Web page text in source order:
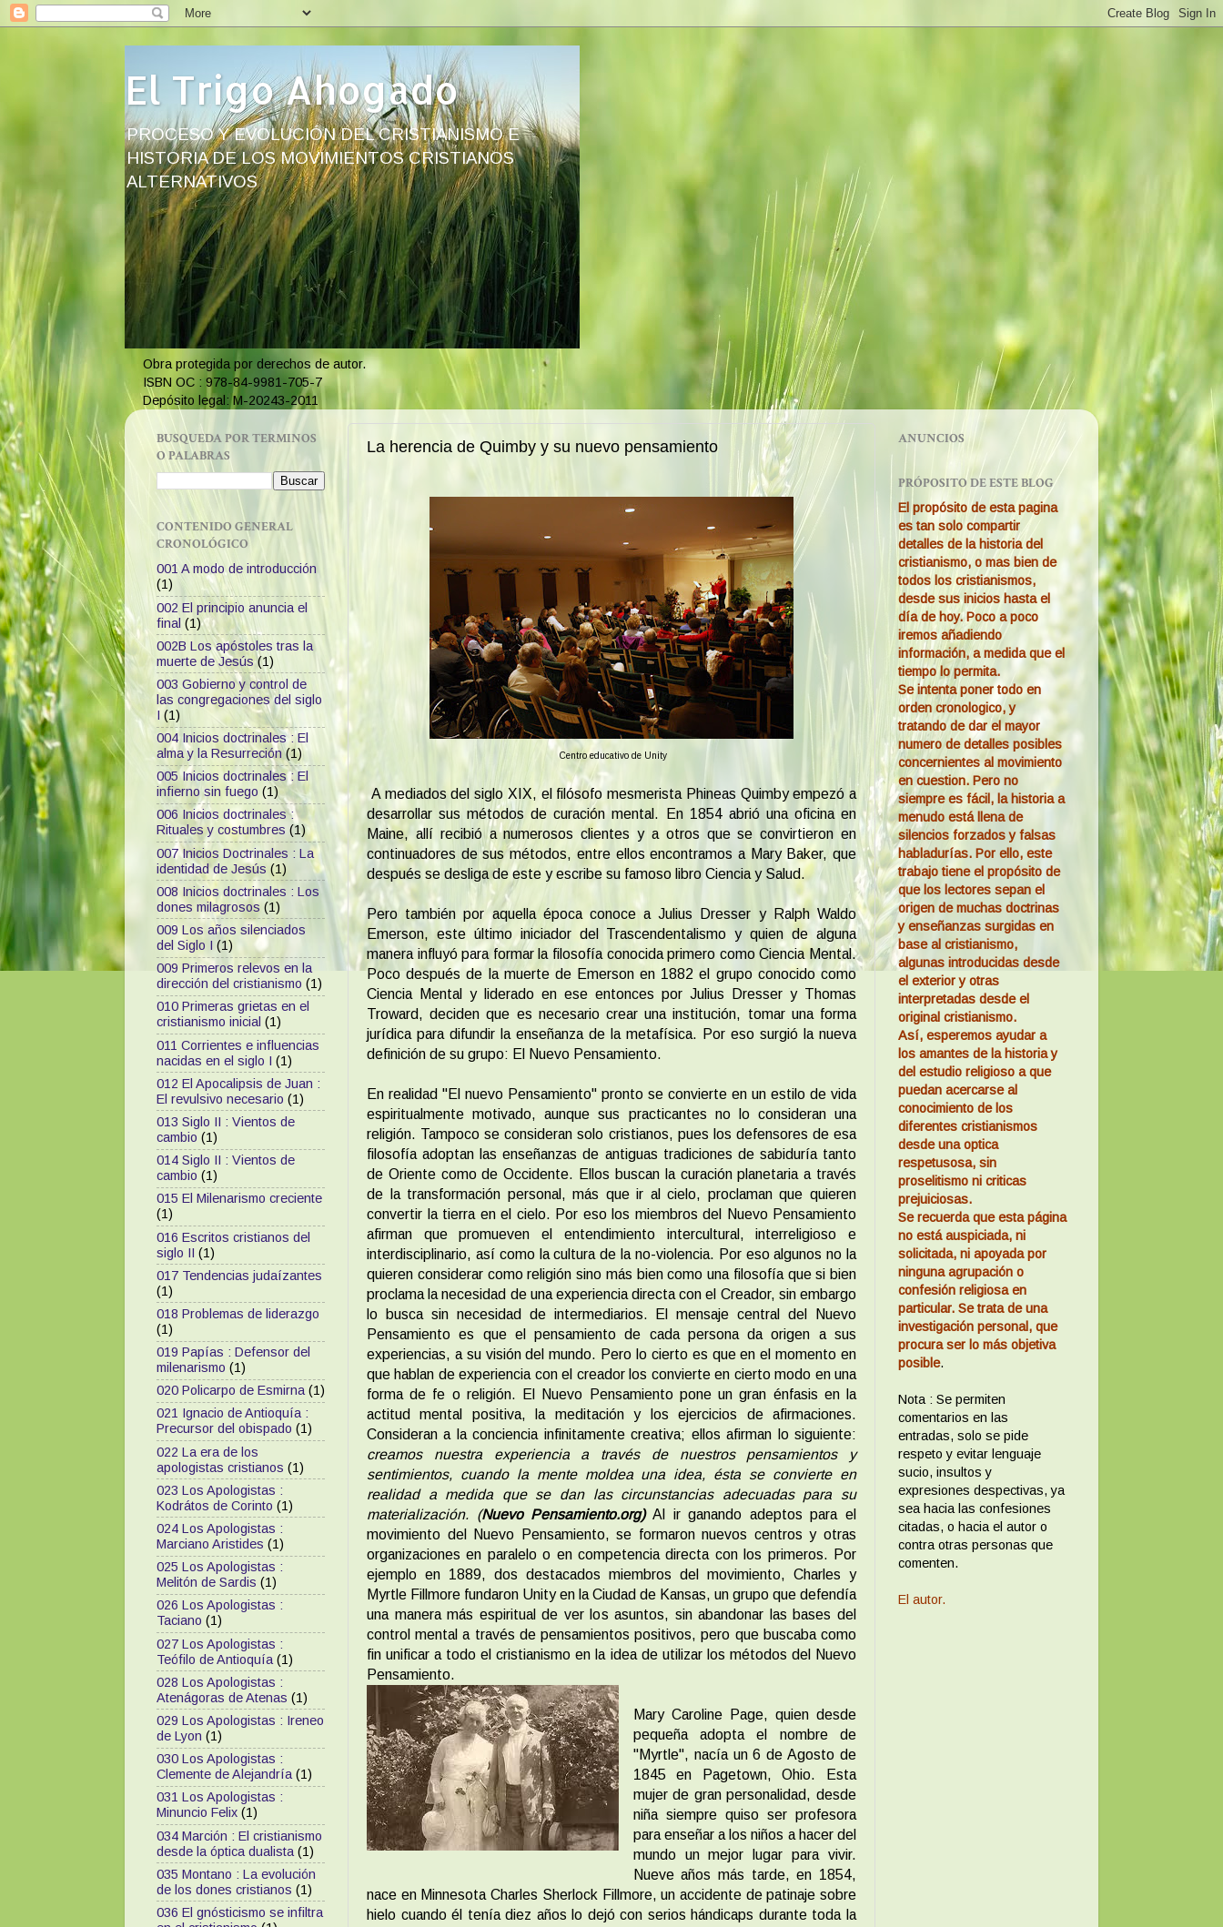
El Trigo Ahogado
PROCESO Y EVOLUCIÓN DEL CRISTIANISMO E
HISTORIA DE LOS MOVIMIENTOS CRISTIANOS
ALTERNATIVOS
Obra protegida por derechos de autor.
ISBN OC : 978-84-9981-705-7
Depósito legal: M-20243-2011
La herencia de Quimby y su nuevo pensamiento
Centro educativo de Unity
A mediados del siglo XIX, el filósofo mesmerista Phineas Quimby empezó a
desarrollar sus métodos de curación mental. En 1854 abrió una oficina en
Maine, allí recibió a numerosos clientes y a otros que se convirtieron en
continuadores de sus métodos, entre ellos encontramos a Mary Baker, que
después se desliga de este y escribe su famoso libro Ciencia y Salud.
Pero también por aquella época conoce a Julius Dresser y Ralph Waldo
Emerson, este último iniciador del Trascendentalismo y quien de alguna
manera influyó para formar la filosofía conocida primero como Ciencia Mental.
Poco después de la muerte de Emerson en 1882 el grupo conocido como
Ciencia Mental y liderado en ese entonces por Julius Dresser y Thomas
Troward, deciden que es necesario crear una institución, tomar una forma
jurídica para difundir la enseñanza de la metafísica. Por eso surgió la nueva
definición de su grupo: El Nuevo Pensamiento.
En realidad "El nuevo Pensamiento" pronto se convierte en un estilo de vida
espiritualmente motivado, aunque sus practicantes no lo consideran una
religión. Tampoco se consideran solo cristianos, pues los defensores de esa
filosofía adoptan las enseñanzas de antiguas tradiciones de sabiduría tanto
de Oriente como de Occidente. Ellos buscan la curación planetaria a través
de la transformación personal, más que ir al cielo, proclaman que quieren
convertir la tierra en el cielo. Por eso los miembros del Nuevo Pensamiento
afirman que promueven el entendimiento intercultural, interreligioso e
interdisciplinario, así como la cultura de la no-violencia. Por eso algunos no la
quieren considerar como religión sino más bien como una filosofía que si bien
proclama la necesidad de una experiencia directa con el Creador, sin embargo
lo busca sin necesidad de intermediarios. El mensaje central del Nuevo
Pensamiento es que el pensamiento de cada persona da origen a sus
experiencias, a su visión del mundo. Pero lo cierto es que en el momento en
que hablan de experiencia con el creador los convierte en cierto modo en una
forma de fe o religión. El Nuevo Pensamiento pone un gran énfasis en la
actitud mental positiva, la meditación y los ejercicios de afirmaciones.
Consideran a la conciencia infinitamente creativa; ellos afirman lo siguiente:
creamos nuestra experiencia a través de nuestros pensamientos y
sentimientos, cuando la mente moldea una idea, ésta se convierte en
realidad a medida que se dan las circunstancias adecuadas para su
materialización. (Nuevo Pensamiento.org)Al ir ganando adeptos para el
movimiento del Nuevo Pensamiento, se formaron nuevos centros y otras
organizaciones en paralelo o en competencia directa con los primeros. Por
ejemplo en 1889, dos destacados miembros del movimiento, Charles y
Myrtle Fillmore fundaron Unity en la Ciudad de Kansas, un grupo que defendía
una manera más espiritual de ver los asuntos, sin abandonar las bases del
control mental a través de pensamientos positivos, pero que buscaba como
fin unificar a todo el cristianismo en la idea de utilizar los métodos del Nuevo
Pensamiento.
Mary Caroline Page, quien desde
pequeña adopta el nombre de
"Myrtle", nacía un 6 de Agosto de
1845 en Pagetown, Ohio. Esta
mujer de gran personalidad, desde
niña siempre quiso ser profesora
para enseñar a los niños a hacer del
mundo un mejor lugar para vivir.
Nueve años más tarde, en 1854,
nace en Minnesota Charles Sherlock Fillmore, un accidente de patinaje sobre
hielo cuando él tenía diez años lo dejó con serios hándicaps durante toda la
BUSQUEDA POR TERMINOS
O PALABRAS
CONTENIDO GENERAL
CRONOLÓGICO
001 A modo de introducción
(1)
002 El principio anuncia el
final (1)
002B Los apóstoles tras la
muerte de Jesús (1)
003 Gobierno y control de
las congregaciones del siglo
I (1)
004 Inicios doctrinales : El
alma y la Resurreción (1)
005 Inicios doctrinales : El
infierno sin fuego (1)
006 Inicios doctrinales :
Rituales y costumbres (1)
007 Inicios Doctrinales : La
identidad de Jesús (1)
008 Inicios doctrinales : Los
dones milagrosos (1)
009 Los años silenciados
del Siglo I (1)
009 Primeros relevos en la
dirección del cristianismo (1)
010 Primeras grietas en el
cristianismo inicial (1)
011 Corrientes e influencias
nacidas en el siglo I (1)
012 El Apocalipsis de Juan :
El revulsivo necesario (1)
013 Siglo II : Vientos de
cambio (1)
014 Siglo II : Vientos de
cambio (1)
015 El Milenarismo creciente
(1)
016 Escritos cristianos del
siglo II (1)
017 Tendencias judaízantes
(1)
018 Problemas de liderazgo
(1)
019 Papías : Defensor del
milenarismo (1)
020 Policarpo de Esmirna (1)
021 Ignacio de Antioquía :
Precursor del obispado (1)
022 La era de los
apologistas cristianos (1)
023 Los Apologistas :
Kodrátos de Corinto (1)
024 Los Apologistas :
Marciano Aristides (1)
025 Los Apologistas :
Melitón de Sardis (1)
026 Los Apologistas :
Taciano (1)
027 Los Apologistas :
Teófilo de Antioquía (1)
028 Los Apologistas :
Atenágoras de Atenas (1)
029 Los Apologistas : Ireneo
de Lyon (1)
030 Los Apologistas :
Clemente de Alejandría (1)
031 Los Apologistas :
Minuncio Felix (1)
034 Marción : El cristianismo
desde la óptica dualista (1)
035 Montano : La evolución
de los dones cristianos (1)
036 El gnósticismo se infiltra
ANUNCIOS
PRÓPOSITO DE ESTE BLOG
El propósito de esta pagina
es tan solo compartir
detalles de la historia del
cristianismo, o mas bien de
todos los cristianismos,
desde sus inicios hasta el
día de hoy. Poco a poco
iremos añadiendo
información, a medida que el
tiempo lo permita.
Se intenta poner todo en
orden cronologico, y
tratando de dar el mayor
numero de detalles posibles
concernientes al movimiento
en cuestion. Pero no
siempre es fácil, la historia a
menudo está llena de
silencios forzados y falsas
habladurías. Por ello, este
trabajo tiene el propósito de
que los lectores sepan el
origen de muchas doctrinas
y enseñanzas surgidas en
base al cristianismo,
algunas introducidas desde
el exterior y otras
interpretadas desde el
original cristianismo.
Así, esperemos ayudar a
los amantes de la historia y
del estudio religioso a que
puedan acercarse al
conocimiento de los
diferentes cristianismos
desde una optica
respetusosa, sin
proselitismo ni criticas
prejuiciosas.
Se recuerda que esta página
no está auspiciada, ni
solicitada, ni apoyada por
ninguna agrupación o
confesión religiosa en
particular. Se trata de una
investigación personal, que
procura ser lo más objetiva
posible.
Nota : Se permiten
comentarios en las
entradas, solo se pide
respeto y evitar lenguaje
sucio, insultos y
expresiones despectivas, ya
sea hacia las confesiones
citadas, o hacia el autor o
contra otras personas que
comenten.
El autor.